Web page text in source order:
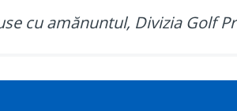
cu amănuntul, Divizia Golf